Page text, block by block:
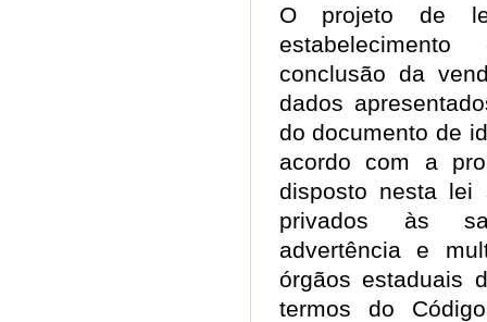
O projeto de
conclusão da
dados
do documento de
acordo com a
disposto nesta lei
privados às
advertência e
órgãos estaduais
termos do